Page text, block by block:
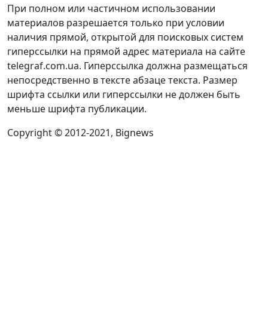
При полном или частичном использовании
материалов разрешается только при условии
наличия прямой, открытой для поисковых систем
гиперссылки на прямой адрес материала на сайте
telegraf.com.ua. Гиперссылка должна размещаться
непосредственно в тексте абзаце текста. Размер
шрифта ссылки или гиперссылки не должен быть
меньше шрифта публикации.
Copyright © 2012-2021, Bignews